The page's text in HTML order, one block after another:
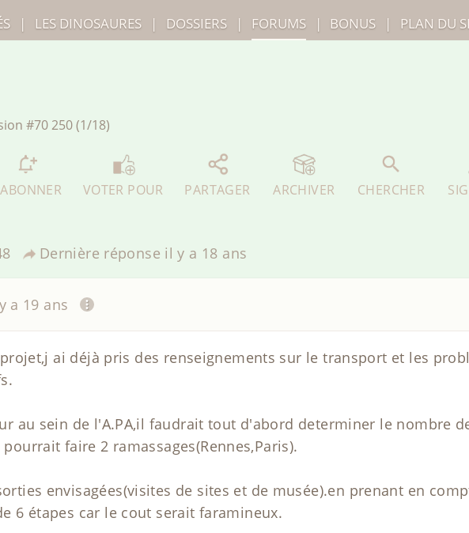
#70 250 (1/18)
VOTER POUR PARTAGER ARCHIVER CHERCHER
Dernière réponse il y a 18 ans
a 19 ans
ai déjà pris des renseignements sur le transport et les
au sein de l'A.PA,il faudrait tout d'abord determiner le nombre
faire 2 ramassages(Rennes,Paris).
envisagées(visites de sites et de musée).en prenant en
6 étapes car le cout serait faramineux.
| LES DINOSAURES | DOSSIERS | FORUMS | BONUS | PLAN DU